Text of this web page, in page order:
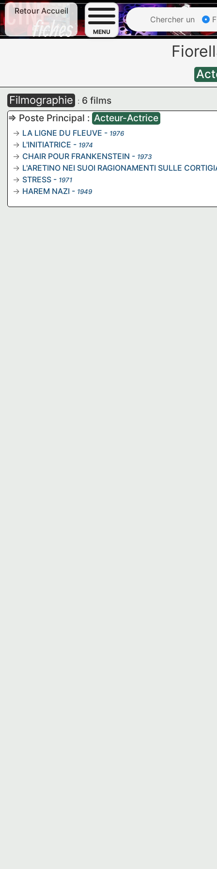
Retour Accueil
MENU
Chercher un
Filmographie : 6 films
=> Poste Principal : Acteur-Actrice
LA LIGNE DU FLEUVE - 1976
L'INITIATRICE - 1974
CHAIR POUR FRANKENSTEIN - 1973
L'ARETINO NEI SUOI RAGIONAMENTI SULLE
STRESS - 1971
HAREM NAZI - 1949